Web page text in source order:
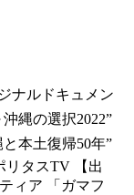
ナルドキュメン
縄の選択2022”
本土復帰50年”
リタスTV 【出
ィア 「ガマフ